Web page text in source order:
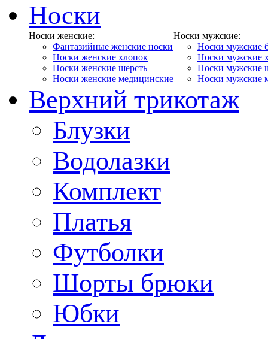
Носки
Носки женские:
Фантазийные женские носки
Носки женские хлопок
Носки женские шерсть
Носки женские медицинские
Носки мужские:
Носки мужские
Носки мужские
Носки мужские
Носки мужские
Верхний трикотаж
Блузки
Водолазки
Комплект
Платья
Футболки
Шорты брюки
Юбки